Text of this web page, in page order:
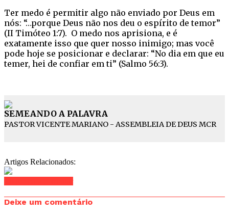
Ter medo é permitir algo não enviado por Deus em
nós: “…porque Deus não nos deu o espírito de temor”
(II Timóteo 1:7). O medo nos aprisiona, e é
exatamente isso que quer nosso inimigo; mas você
pode hoje se posicionar e declarar: “No dia em que eu
temer, hei de confiar em ti” (Salmo 56:3).
SEMEANDO A PALAVRA
PASTOR VICENTE MARIANO - ASSEMBLEIA DE DEUS MCR
Artigos Relacionados:
Deixe um comentário